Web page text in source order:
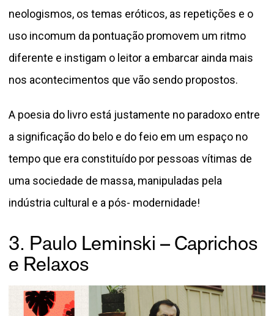
neologismos, os temas eróticos, as repetições e o
uso incomum da pontuação promovem um ritmo
diferente e instigam o leitor a embarcar ainda mais
nos acontecimentos que vão sendo propostos.
A poesia do livro está justamente no paradoxo entre
a significação do belo e do feio em um espaço no
tempo que era constituído por pessoas vítimas de
uma sociedade de massa, manipuladas pela
indústria cultural e a pós- modernidade!
3. Paulo Leminski – Caprichos
e Relaxos